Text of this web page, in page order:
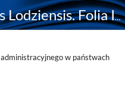
Acta Universitatis Lodziensis. Folia Iuridica
w państwach